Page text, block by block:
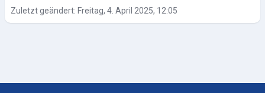
Zuletzt geändert: Freitag, 4. April 2025, 12:05